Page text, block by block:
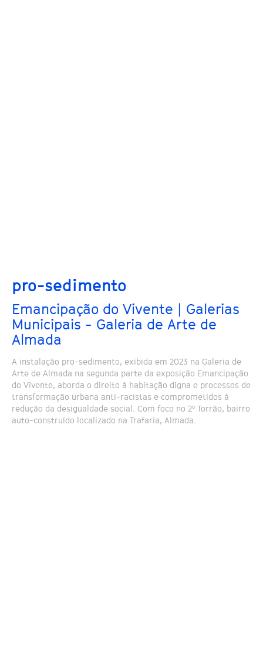
pro-sedimento
Emancipação do Vivente | Galerias
Municipais - Galeria de Arte de
Almada
A instalação pro-sedimento, exibida em 2023 na Galeria de
Arte de Almada na segunda parte da exposição Emancipação
do Vivente, aborda o direito à habitação digna e processos de
transformação urbana anti-racistas e comprometidos à
redução da desigualdade social. Com foco no 2º Torrão, bairro
auto-construído localizado na Trafaria, Almada.